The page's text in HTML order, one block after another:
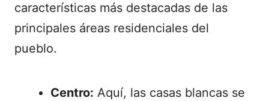
características más destacadas de las
principales áreas residenciales del
pueblo.
Centro: Aquí, las casas blancas se